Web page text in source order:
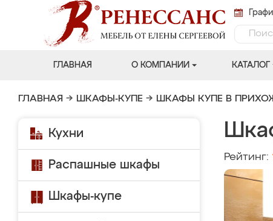
ГЛАВНАЯ О КОМПАНИИ КАТАЛОГ
ГЛАВНАЯ → ШКАФЫ-КУПЕ → ШКАФЫ КУПЕ В
Кухни
Распашные шкафы
Шкафы-купе
Рейтинг: